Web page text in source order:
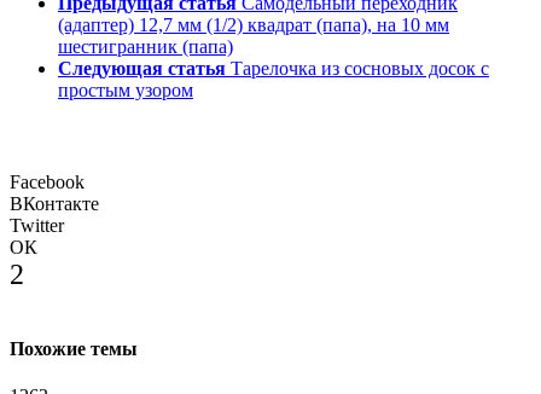
(адаптер) 12,7 мм (1/2) квадрат (папа), на 10 мм
шестигранник (папа)
Следующая статья Тарелочка из сосновых досок c
простым узором
Facebook
ВКонтакте
Twitter
ОК
2
Похожие темы